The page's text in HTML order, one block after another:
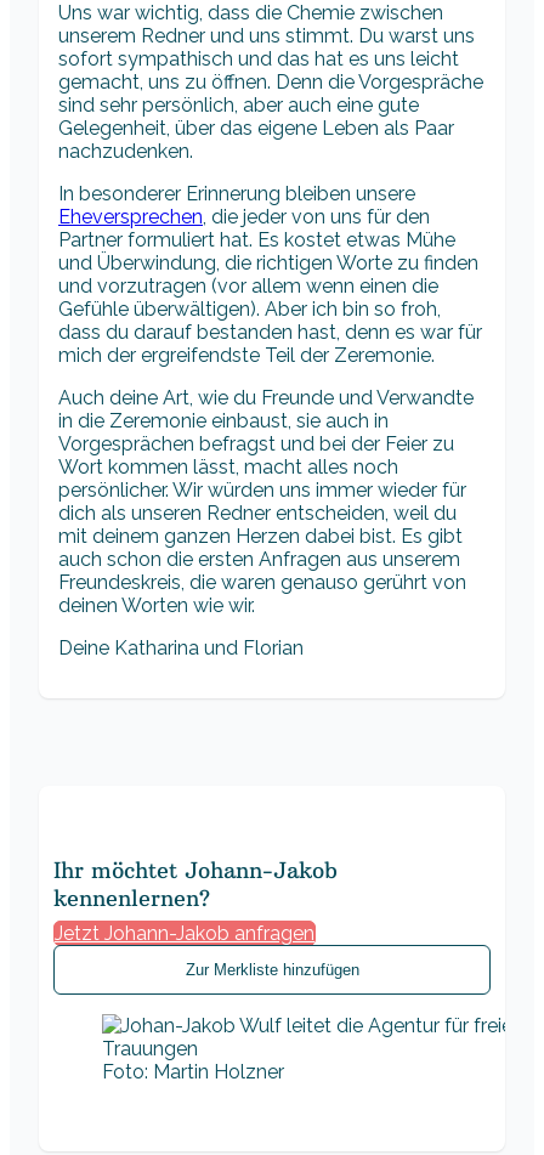
Uns war wichtig, dass die Chemie zwischen
unserem Redner und uns stimmt. Du warst uns
sofort sympathisch und das hat es uns leicht
gemacht, uns zu öffnen. Denn die Vorgespräche
sind sehr persönlich, aber auch eine gute
Gelegenheit, über das eigene Leben als Paar
nachzudenken.
In besonderer Erinnerung bleiben unsere
Eheversprechen, die jeder von uns für den
Partner formuliert hat. Es kostet etwas Mühe
und Überwindung, die richtigen Worte zu finden
und vorzutragen (vor allem wenn einen die
Gefühle überwältigen). Aber ich bin so froh,
dass du darauf bestanden hast, denn es war für
mich der ergreifendste Teil der Zeremonie.
Auch deine Art, wie du Freunde und Verwandte
in die Zeremonie einbaust, sie auch in
Vorgesprächen befragst und bei der Feier zu
Wort kommen lässt, macht alles noch
persönlicher. Wir würden uns immer wieder für
dich als unseren Redner entscheiden, weil du
mit deinem ganzen Herzen dabei bist. Es gibt
auch schon die ersten Anfragen aus unserem
Freundeskreis, die waren genauso gerührt von
deinen Worten wie wir.
Deine Katharina und Florian
Ihr möchtet Johann-Jakob
kennenlernen?
Jetzt Johann-Jakob anfragen
Zur Merkliste hinzufügen
Foto: Martin Holzner